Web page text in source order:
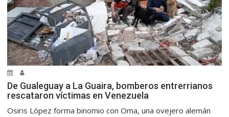
De Gualeguay a La Guaira, bomberos entrerrianos
rescataron víctimas en Venezuela
Osiris López forma binomio con Oma, una ovejero alemán